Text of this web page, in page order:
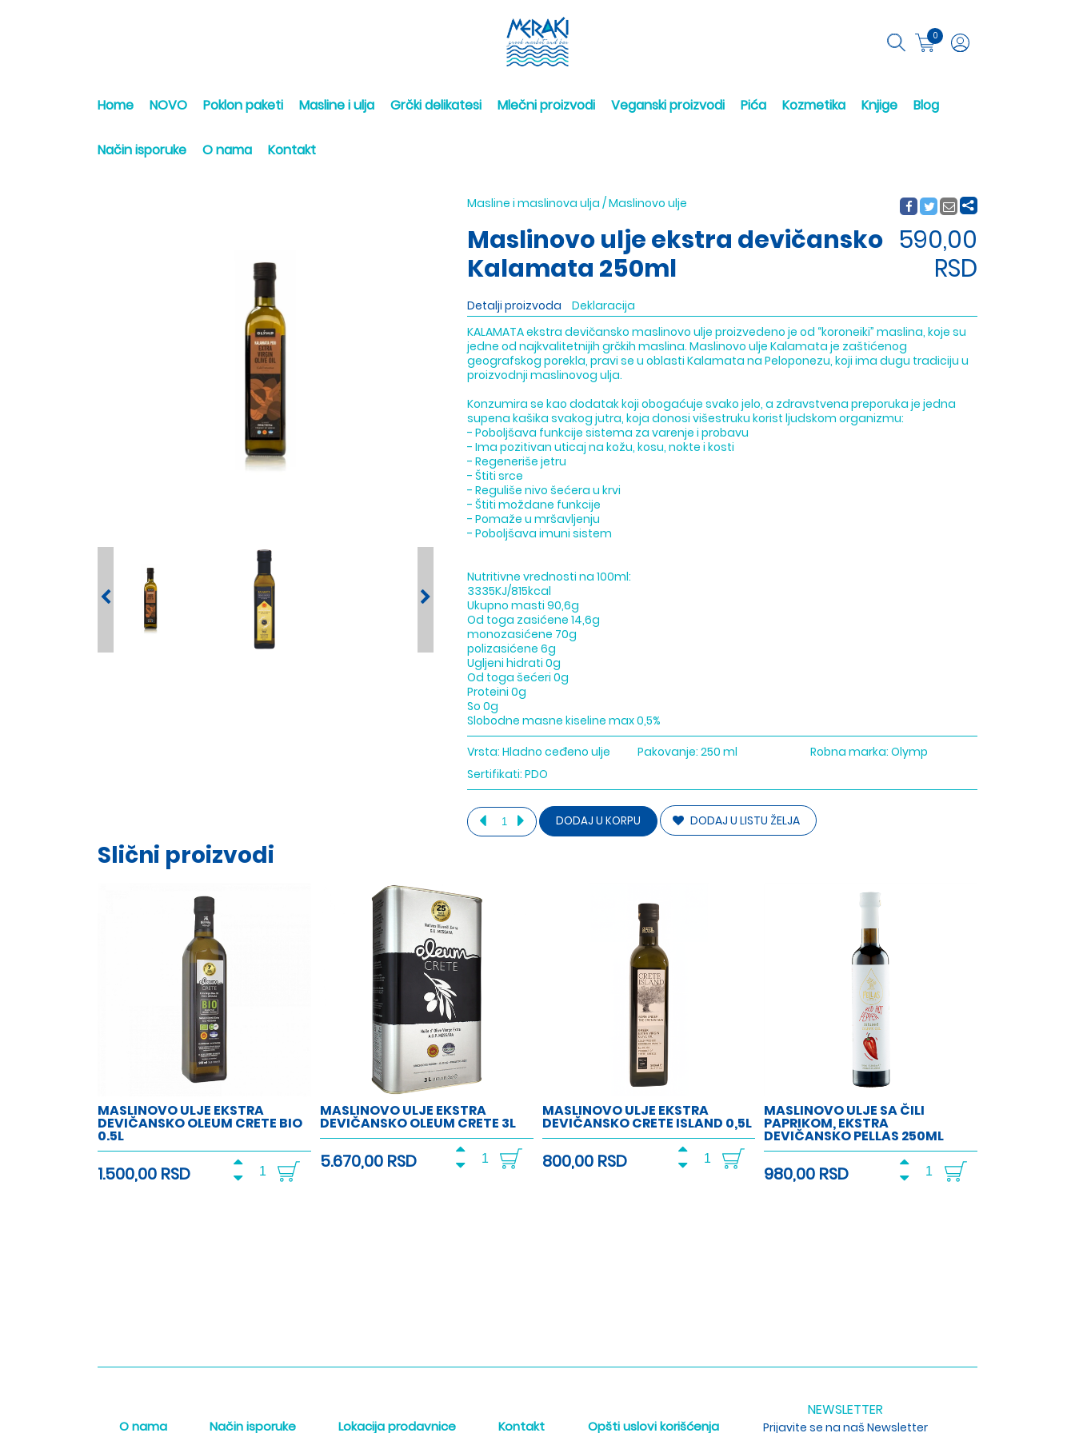
0
Home NOVO Poklon paketi Masline i ulja Grčki delikatesi Mlečni proizvodi Veganski proizvodi Pića Kozmetika Knjige Blog
Način isporuke O nama Kontakt
Masline i maslinova ulja /Maslinovo ulje
Maslinovo ulje ekstra devičansko
Kalamata 250ml
590,00
RSD
Detalji proizvoda
Deklaracija
KALAMATA ekstra devičansko maslinovo ulje proizvedeno je od “koroneiki” maslina, koje su
jedne od najkvalitetnijih grčkih maslina. Maslinovo ulje Kalamata je zaštićenog
geografskog porekla, pravi se u oblasti Kalamata na Peloponezu, koji ima dugu tradiciju u
proizvodnji maslinovog ulja.
Konzumira se kao dodatak koji obogaćuje svako jelo, a zdravstvena preporuka je jedna
supena kašika svakog jutra, koja donosi višestruku korist ljudskom organizmu:
- Poboljšava funkcije sistema za varenje i probavu
- Ima pozitivan uticaj na kožu, kosu, nokte i kosti
- Regeneriše jetru
- Štiti srce
- Reguliše nivo šećera u krvi
- Štiti moždane funkcije
- Pomaže u mršavljenju
- Poboljšava imuni sistem
Nutritivne vrednosti na 100ml:
3335KJ/815kcal
Ukupno masti 90,6g
Od toga zasićene 14,6g
monozasićene 70g
polizasićene 6g
Ugljeni hidrati 0g
Od toga šećeri 0g
Proteini 0g
So 0g
Slobodne masne kiseline max 0,5%
Vrsta: Hladno ceđeno ulje Pakovanje: 250 ml Robna marka: Olymp
Sertifikati: PDO
DODAJ U KORPU DODAJ U LISTU ŽELJA
Slični proizvodi
MASLINOVO ULJE EKSTRA
DEVIČANSKO OLEUM CRETE BIO
0.5L
1.500,00 RSD
MASLINOVO ULJE EKSTRA
DEVIČANSKO OLEUM CRETE 3L
5.670,00 RSD
MASLINOVO ULJE EKSTRA
DEVIČANSKO CRETE ISLAND 0,5L
800,00 RSD
MASLINOVO ULJE SA ČILI
PAPRIKOM, EKSTRA
DEVIČANSKO PELLAS 250ML
980,00 RSD
O nama Način isporuke Lokacija prodavnice Kontakt Opšti uslovi korišćenja
NEWSLETTER
Prijavite se na naš Newsletter